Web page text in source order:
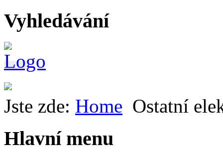
Vyhledávání
Jste zde: Home Ostatní
Hlavní menu